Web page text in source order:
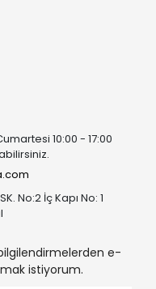
10:00 - 17:00
No:2 İç Kapı No: 1
e-
istiyorum.